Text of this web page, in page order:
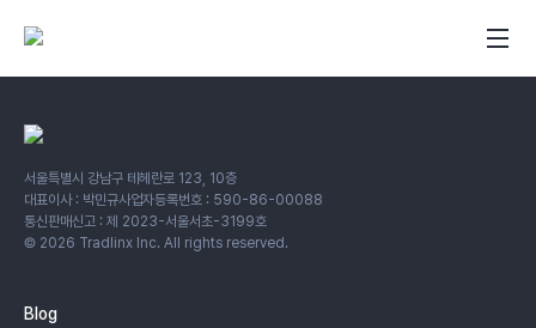
서울특별시 강남구 테헤란로 123, 10층
대표이사 : 박민규사업자등록번호 : 590-86-00088
통신판매신고 : 제 2023-서울서초-3199호
© 2026 Tradlinx Inc. All rights reserved.
Blog